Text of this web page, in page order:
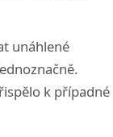
unáhlené
k případné